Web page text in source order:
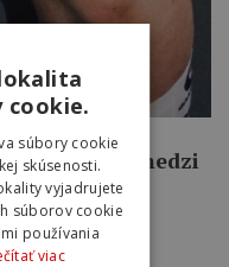
na
rovnováhu medzi
bicykla
cookie.
súbory cookie
skúsenosti.
vyjadrujete
súborov cookie
používania
viac